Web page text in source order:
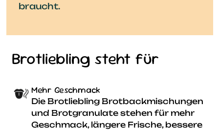
braucht.
Brotliebling steht für
Mehr Geschmack
Die Brotliebling Brotbackmischungen
und Brotgranulate stehen für mehr
Geschmack, längere Frische, bessere